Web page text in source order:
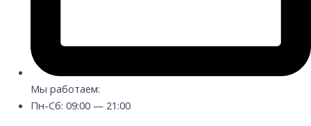
Мы работаем:
Пн-Сб: 09:00 — 21:00